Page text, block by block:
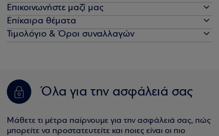
Επικοινωνήστε μαζί μας
Επίκαιρα θέματα
Τιμολόγιο & Όροι συναλλαγών
Όλα για την ασφάλειά σας
Μάθετε τι μέτρα παίρνουμε για την ασφάλειά σας, πώς
μπορείτε να προστατευτείτε και ποιες είναι οι πιο